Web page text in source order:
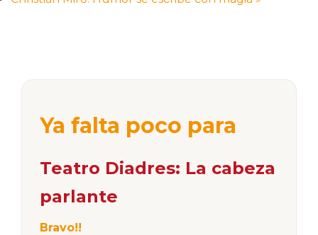
Ya falta poco para
Teatro Diadres: La cabeza
parlante
Bravo!!